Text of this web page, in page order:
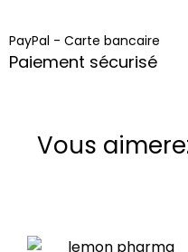
PayPal - Carte bancaire
Paiement sécurisé
Vous